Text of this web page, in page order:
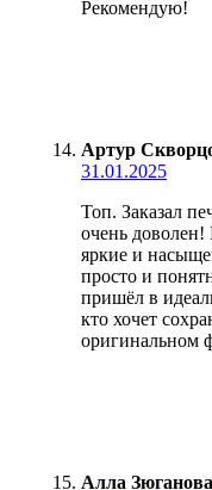
Рекомендую!
Артур
31.01.2025
Топ. Заказал
очень доволен!
яркие и
просто и
пришёл в
кто хочет
оригинальном
Алла Зюганова